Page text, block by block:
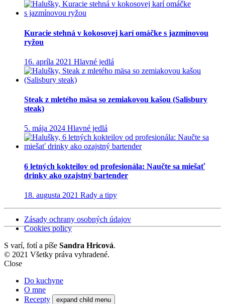
Kuracie stehná v kokosovej karí omáčke s jazmínovou
ryžou
16. apríla 2021 Hlavné jedlá
Steak z mletého mäsa so zemiakovou kašou (Salisbury
steak)
5. mája 2024 Hlavné jedlá
6 letných kokteilov od profesionála: Naučte sa miešať
drinky ako ozajstný bartender
18. augusta 2021 Rady a tipy
Zásady ochrany osobných údajov
Cookies policy
S varí, fotí a píše Sandra Hricová.
© 2021 Všetky práva vyhradené.
Close
Do kuchyne
O mne
Recepty
expand child menu